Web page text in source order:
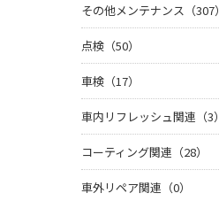
その他メンテナンス（307）
点検（50）
車検（17）
車内リフレッシュ関連（3）
コーティング関連（28）
車外リペア関連（0）